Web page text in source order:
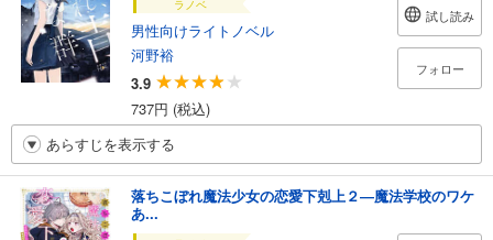
ラノベ
男性向けライトノベル
河野裕
3.9
737円 (税込)
試し読み
フォロー
あらすじを表示する
落ちこぼれ魔法少女の恋愛下剋上２―魔法学校のワケ
あ...